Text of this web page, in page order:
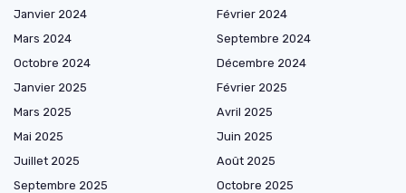
Janvier 2024
Février 2024
Mars 2024
Septembre 2024
Octobre 2024
Décembre 2024
Janvier 2025
Février 2025
Mars 2025
Avril 2025
Mai 2025
Juin 2025
Juillet 2025
Août 2025
Septembre 2025
Octobre 2025